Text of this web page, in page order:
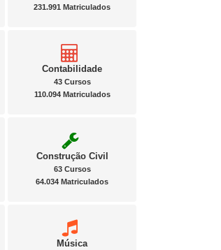
231.991 Matriculados
Contabilidade
43 Cursos
110.094 Matriculados
Construção Civil
63 Cursos
64.034 Matriculados
Música